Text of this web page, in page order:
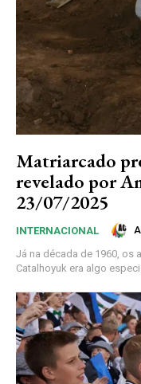
Matriarcado
revelado por
23/07/2025
INTERNACIONAL
Já na década de 1960, os
Catalhoyuk era algo